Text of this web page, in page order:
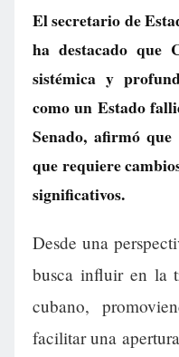
El secretario de
ha destacado que
sistémica y
como un Estado
Senado, afirmó
que requiere
significativos.
Desde una
busca influir en la
cubano,
facilitar una